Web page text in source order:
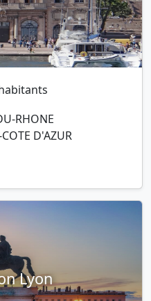
RHONE
D'AZUR
Lyon